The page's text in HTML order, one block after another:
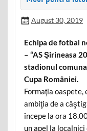
August 30, 2019
Echipa de fotbal
– “AS Şirineasa
stadionul
Cupa României.
Formaţia oaspete,
ambiţia de a
începe la ora
un apel la